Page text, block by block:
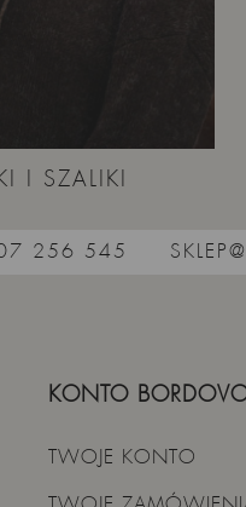
I SZALIKI
256 545
KONTO
TWOJE KONTO